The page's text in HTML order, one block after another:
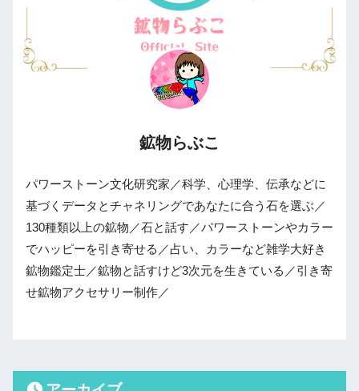
鉱物らぶこ
パワーストーン文化研究家／科学、心理学、伝承などに
基づくデータとチャネリングであなたに合う石を選ぶ／
130種類以上の鉱物／石と話す／パワーストーンやカラー
でハッピーを引き寄せる／占い、カラーなど雑学大好き
鉱物鑑定士／鉱物と話すけど3次元を生きている／引き寄
せ鉱物アクセサリー制作／